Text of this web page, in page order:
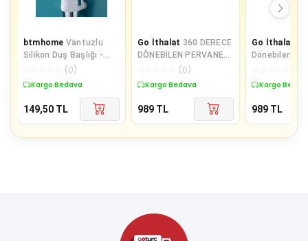
btmhome Vantuzlu
Silikon Duş Başlığı -
Banyo Başlığı Askı
(0)
Kargo Bedava
149,50 TL
Go İthalat 360 DERECE
DÖNEBİLEN PERVANELİ
TURBO TAZYİKLİ DUŞ
(0)
Kargo Bedava
989 TL
Go İthalat
Dönebilen
Kargo
989 TL